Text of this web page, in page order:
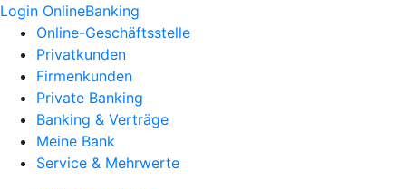
Login OnlineBanking
Online-Geschäftsstelle
Privatkunden
Firmenkunden
Private Banking
Banking & Verträge
Meine Bank
Service & Mehrwerte